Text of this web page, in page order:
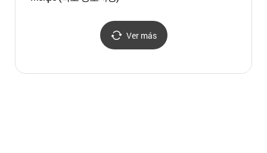
Ver más